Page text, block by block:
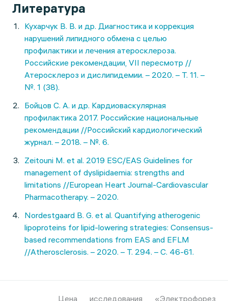
Литература
Кухарчук В. В. и др. Диагностика и коррекция
нарушений липидного обмена с целью
профилактики и лечения атеросклероза.
Российские рекомендации, VII пересмотр //
Атеросклероз и дислипидемии. – 2020. – Т. 11. –
№. 1 (38).
Бойцов С. А. и др. Кардиоваскулярная
профилактика 2017. Российские национальные
рекомендации //Российский кардиологический
журнал. – 2018. – №. 6.
Zeitouni M. et al. 2019 ESC/EAS Guidelines for
management of dyslipidaemia: strengths and
limitations //European Heart Journal-Cardiovascular
Pharmacotherapy. – 2020.
Nordestgaard B. G. et al. Quantifying atherogenic
lipoproteins for lipid-lowering strategies: Consensus-
based recommendations from EAS and EFLM
//Atherosclerosis. – 2020. – Т. 294. – С. 46-61.
Цена исследования «Электрофорез